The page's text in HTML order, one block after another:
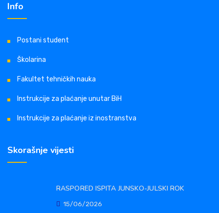
Info
Postani student
Školarina
Fakultet tehničkih nauka
Instrukcije za plaćanje unutar BiH
Instrukcije za plaćanje iz inostranstva
Skorašnje vijesti
RASPORED ISPITA JUNSKO-JULSKI ROK
15/06/2026